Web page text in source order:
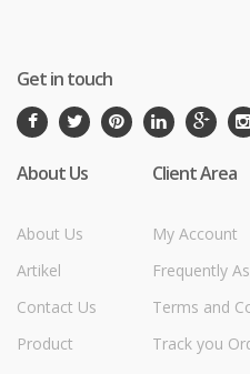
Get in touch
About Us
About Us
Artikel
Contact Us
Product
Client Area
My Account
Frequently
Terms and
Track you